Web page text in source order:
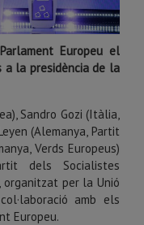
Europeu el
a la presidència de la
Sandro Gozi (Itàlia,
(Alemanya, Partit
Verds Europeus)
dels Socialistes
organitzat per la Unió
amb els
Europeu.